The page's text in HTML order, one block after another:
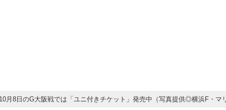
月8日のG大阪戦では「ユニ付きチケット」発売中（写真提供◎横浜F・マ